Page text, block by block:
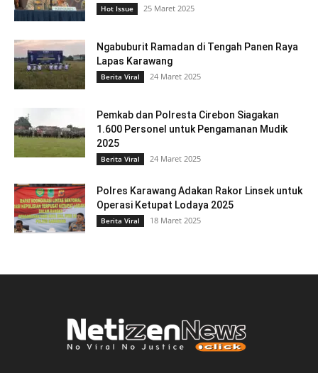
Hot Issue 25 Maret 2025
Ngabuburit Ramadan di Tengah Panen Raya
Lapas Karawang
Berita Viral 24 Maret 2025
Pemkab dan Polresta Cirebon Siagakan
1.600 Personel untuk Pengamanan Mudik
2025
Berita Viral 24 Maret 2025
Polres Karawang Adakan Rakor Linsek untuk
Operasi Ketupat Lodaya 2025
Berita Viral 18 Maret 2025